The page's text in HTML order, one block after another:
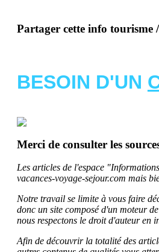
Partager cette info tourisme
BESOIN D'UN
Merci de consulter les
Les articles de l'espace
vacances-voyage-sejour.com mais
Notre travail se limite à vous faire
donc un site composé d'un moteur
nous respectons le droit d'auteur en
Afin de découvrir la totalité des